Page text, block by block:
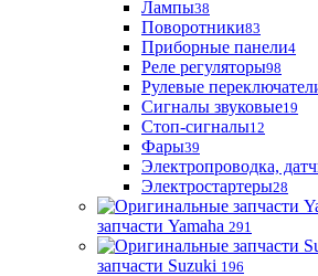
Лампы38
Поворотники83
Приборные панели4
Реле регуляторы98
Рулевые
Сигналы звуковые19
Стоп-сигналы12
Фары39
Электропроводка,
Электростартеры28
запчасти Yamaha 291
запчасти Suzuki 196